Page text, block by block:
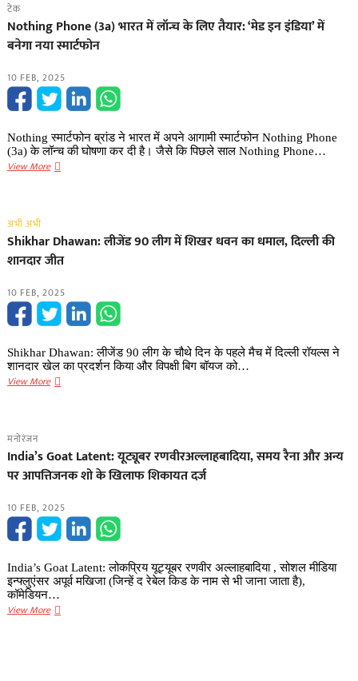
प्रयागराज
के
संगम
में
अपनी
को
कराया
आस्था
टेक
Nothing Phone (3a) भारत में लॉन्च के लिए तैयार: ‘मेड इन इंडिया’ में
बनेगा नया स्मार्टफोन
10 FEB, 2025
Nothing स्मार्टफोन ब्रांड ने भारत में अपने आगामी स्मार्टफोन Nothing Phone
(3a) के लॉन्च की घोषणा कर दी है। जैसे कि पिछले साल Nothing Phone…
View MoreNothing
लॉन्च
के
तैयार:
‘मेड
इन
में
बनेगा
नया
अभी अभी
Shikhar Dhawan: लीजेंड 90 लीग में शिखर धवन का धमाल, दिल्ली की
शानदार जीत
10 FEB, 2025
Shikhar Dhawan: लीजेंड 90 लीग के चौथे दिन के पहले मैच में दिल्ली रॉयल्स ने
शानदार खेल का प्रदर्शन किया और विपक्षी बिग बॉयज को…
View MoreShikhar
में
शिखर
का
धमाल,
दिल्ली
शानदार
जीत
मनोरंजन
India’s Goat Latent: यूट्यूबर रणवीरअल्लाहबादिया, समय रैना और अन्य
पर आपत्तिजनक शो के खिलाफ शिकायत दर्ज
10 FEB, 2025
India’s Goat Latent: लोकप्रिय यूट्यूबर रणवीर अल्लाहबादिया , सोशल मीडिया
इन्फ्लुएंसर अपूर्व मखिजा (जिन्हें द रेबेल किड के नाम से भी जाना जाता है),
कॉमेडियन…
View MoreIndia’s